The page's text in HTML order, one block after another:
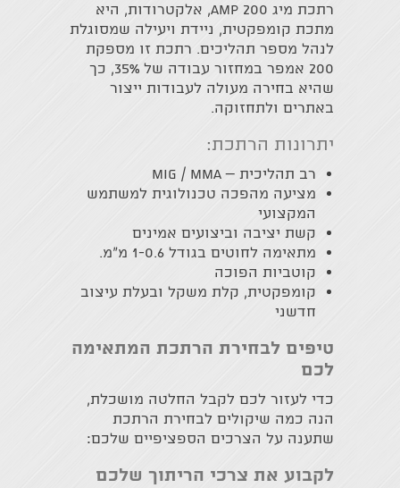
רתכת מיג 200 AMP, אלקטרודות, היא
מתכת קומפקטית, ניידת ויעילה שמסוגלת
לנהל מספר תהליכים. רתכת זו מספקת
200 אמפר במחזור עבודה של 35%, כך
שהיא בחירה מעולה לעבודות ייצור
באתרים ולתחזוקה.
יתרונות הרתכת:
רב תהליכית – MIG / MMA
מציעה מהפכה טכנולוגית למשתמש
המקצועי
קשת יציבה וביצועים אמינים
מתאימה לחוטים בגודל 1-0.6 מ״מ.
קוטביות הפוכה
קומפקטית, קלת משקל ובעלת עיצוב
חדשני
טיפים לבחירת הרתכת המתאימה
לכם
כדי לעזור לכם לקבל החלטה מושכלת,
הנה כמה שיקולים לבחירת הרתכת
שתענה על הצרכים הספציפיים שלכם:
לקבוע את צרכי הריתוך שלכם